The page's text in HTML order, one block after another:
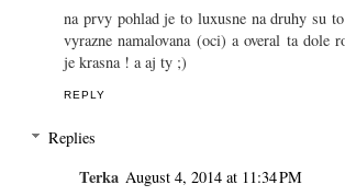
na prvy pohlad je to luxusne na druhy su
vyrazne namalovana (oci) a overal ta dole
je krasna ! a aj ty ;)
REPLY
Replies
Terka August 4, 2014 at 11:34 PM